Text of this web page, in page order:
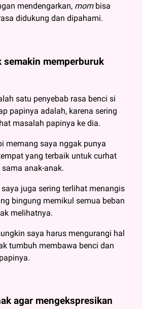
mendengarkan, mom bisa
didukung dan dipahami.
semakin memperburuk
satu penyebab rasa benci si
papinya adalah, karena sering
masalah papinya ke dia.
memang saya nggak punya
yang terbaik untuk curhat
anak-anak.
juga sering terlihat menangis
bingung memikul semua beban
melihatnya.
saya harus mengurangi hal
tumbuh membawa benci dan
agar mengekspresikan